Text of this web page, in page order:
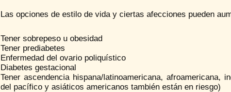
Las opciones de estilo de vida y ciertas afecciones pueden
Tener sobrepeso u obesidad
Tener prediabetes
Enfermedad del ovario poliquístico
Diabetes gestacional
Tener ascendencia hispana/latinoamericana,
del pacífico y asiáticos americanos también están en riesgo)